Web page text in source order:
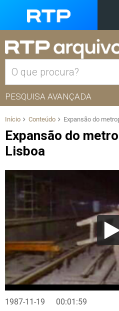
PESQUISA AVANÇADA
Início Conteúdo Expansão do
Expansão do
Lisboa
1987-11-19 00:01:59